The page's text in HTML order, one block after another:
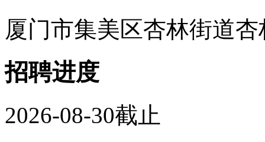
厦门市集美区杏林街道
招聘进度
2026-08-30截止